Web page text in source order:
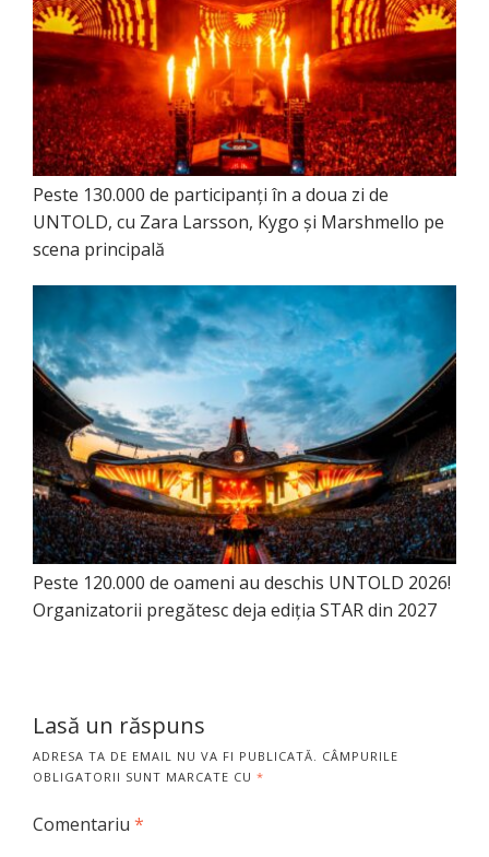
Peste 130.000 de participanți în a doua zi de
UNTOLD, cu Zara Larsson, Kygo și Marshmello pe
scena principală
Peste 120.000 de oameni au deschis UNTOLD 2026!
Organizatorii pregătesc deja ediția STAR din 2027
Lasă un răspuns
ADRESA TA DE EMAIL NU VA FI PUBLICATĂ. CÂMPURILE
OBLIGATORII SUNT MARCATE CU *
Comentariu *